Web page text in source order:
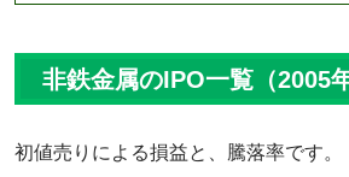
非鉄金属のIPO一覧（2005年
初値売りによる損益と、騰落率です。